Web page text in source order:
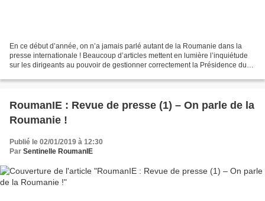
En ce début d’année, on n’a jamais parlé autant de la Roumanie dans la
presse internationale ! Beaucoup d’articles mettent en lumière l’inquiétude
sur les dirigeants au pouvoir de gestionner correctement la Présidence du
RoumanIE : Revue de presse (1) – On parle de la
Roumanie !
Publié le 02/01/2019 à 12:30
Par Sentinelle RoumanIE